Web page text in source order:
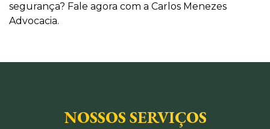
segurança? Fale agora com a Carlos Menezes
Advocacia.
NOSSOS SERVIÇOS